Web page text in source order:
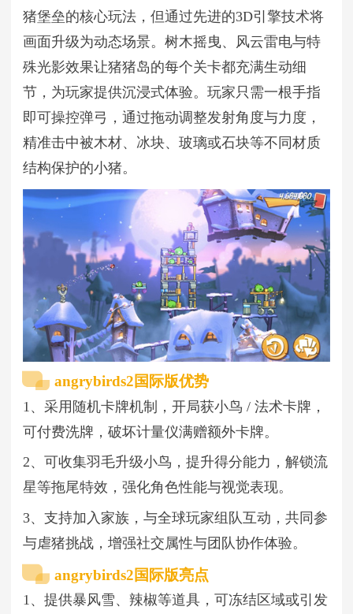
猪堡垒的核心玩法，但通过先进的3D引擎技术将
画面升级为动态场景。树木摇曳、风云雷电与特
殊光影效果让猪猪岛的每个关卡都充满生动细
节，为玩家提供沉浸式体验。玩家只需一根手指
即可操控弹弓，通过拖动调整发射角度与力度，
精准击中被木材、冰块、玻璃或石块等不同材质
结构保护的小猪。
angrybirds2国际版优势
1、采用随机卡牌机制，开局获小鸟 / 法术卡牌，
可付费洗牌，破坏计量仪满赠额外卡牌。
2、可收集羽毛升级小鸟，提升得分能力，解锁流
星等拖尾特效，强化角色性能与视觉表现。
3、支持加入家族，与全球玩家组队互动，共同参
与虐猪挑战，增强社交属性与团队协作体验。
angrybirds2国际版亮点
1、提供暴风雪、辣椒等道具，可冻结区域或引发